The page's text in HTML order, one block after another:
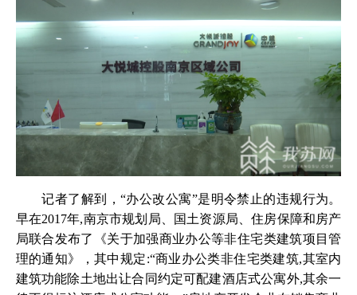
记者了解到，“办公改公寓”是明令禁止的违规行为。
早在2017年,南京市规划局、国土资源局、住房保障和房产
局联合发布了《关于加强商业办公等非住宅类建筑项目管
理的通知》，其中规定:“商业办公类非住宅类建筑,其室内
建筑功能除土地出让合同约定可配建酒店式公寓外,其余一